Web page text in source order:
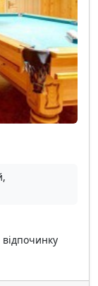
відпочинку